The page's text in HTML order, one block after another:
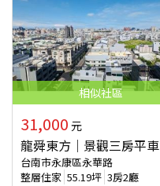
相似社區
31,000 元
龍舜東方｜景觀三房平車
台南市永康區永華路
整層住家 55.19坪 3房2廳